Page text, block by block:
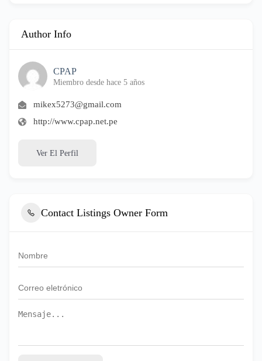
Author Info
CPAP
Miembro desde hace 5 años
mikex5273@gmail.com
http://www.cpap.net.pe
Ver El Perfil
Contact Listings Owner Form